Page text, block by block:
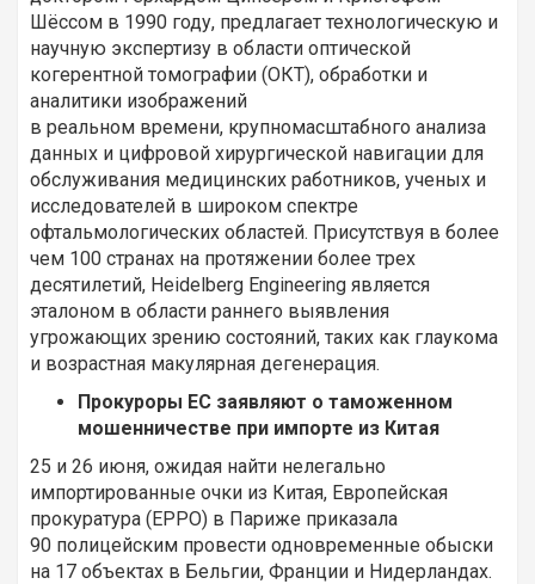
Шёссом в 1990 году, предлагает технологическую и
научную экспертизу в области оптической
когерентной томографии (ОКТ), обработки и
аналитики изображений
в реальном времени, крупномасштабного анализа
данных и цифровой хирургической навигации для
обслуживания медицинских работников, ученых и
исследователей в широком спектре
офтальмологических областей. Присутствуя в более
чем 100 странах на протяжении более трех
десятилетий, Heidelberg Engineering является
эталоном в области раннего выявления
угрожающих зрению состояний, таких как глаукома
и возрастная макулярная дегенерация.
Прокуроры ЕС заявляют о таможенном
мошенничестве при импорте из Китая
25 и 26 июня, ожидая найти нелегально
импортированные очки из Китая, Европейская
прокуратура (EPPO) в Париже приказала
90 полицейским провести одновременные обыски
на 17 объектах в Бельгии, Франции и Нидерландах.